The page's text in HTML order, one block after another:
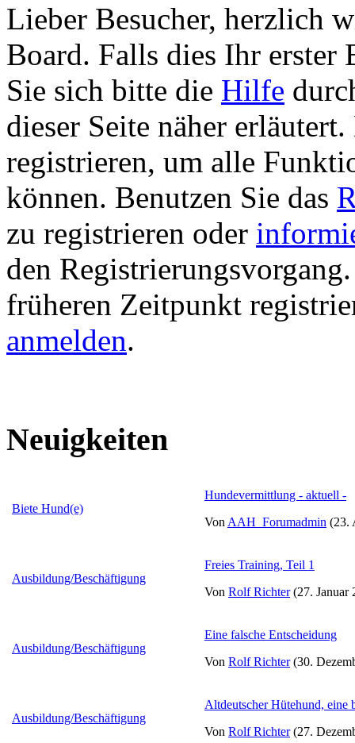
Lieber Besucher, herzlich
Board. Falls dies Ihr erster
Sie sich bitte die Hilfe
dieser Seite näher
registrieren, um alle
können. Benutzen Sie das
zu registrieren oder
den
früheren Zeitpunkt
anmelden.
Neuigkeiten
Biete Hund(e)
Hundevermittlung - aktuell -
Von AAH_Forumadmin (23.
Ausbildung/Beschäftigung
Freies Training, Teil 1
Von Rolf Richter(27. Januar
Ausbildung/Beschäftigung
Eine falsche Entscheidung
Von Rolf Richter(30.
Ausbildung/Beschäftigung
Altdeutscher Hütehund, eine
Von Rolf Richter(27.